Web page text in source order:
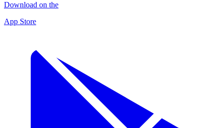
Download on the
App Store